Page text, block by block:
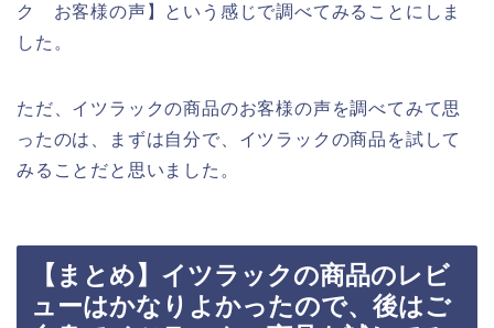
ク お客様の声】という感じで調べてみることにしま
した。
ただ、イツラックの商品のお客様の声を調べてみて思
ったのは、まずは自分で、イツラックの商品を試して
みることだと思いました。
【まとめ】イツラックの商品のレビ
ューはかなりよかったので、後はご